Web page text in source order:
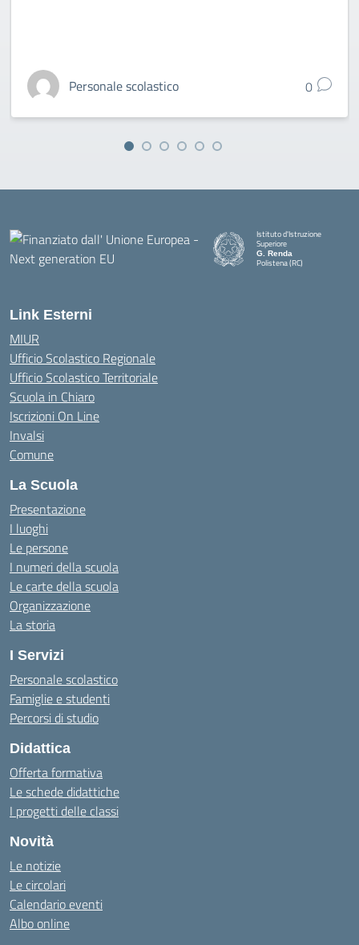
Personale scolastico 0
Istituto d'Istruzione
Superiore
G. Renda
Polistena (RC)
Link Esterni
MIUR
Ufficio Scolastico Regionale
Ufficio Scolastico Territoriale
Scuola in Chiaro
Iscrizioni On Line
Invalsi
Comune
La Scuola
Presentazione
I luoghi
Le persone
I numeri della scuola
Le carte della scuola
Organizzazione
La storia
I Servizi
Personale scolastico
Famiglie e studenti
Percorsi di studio
Didattica
Offerta formativa
Le schede didattiche
I progetti delle classi
Novità
Le notizie
Le circolari
Calendario eventi
Albo online